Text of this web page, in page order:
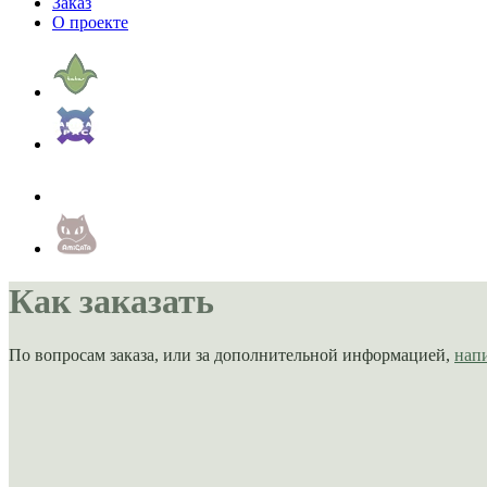
О проекте
Как заказать
По вопросам заказа, или за дополнительной информацией,